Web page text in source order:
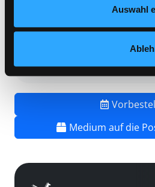
Auswahl
Belletristik
Medium auf die